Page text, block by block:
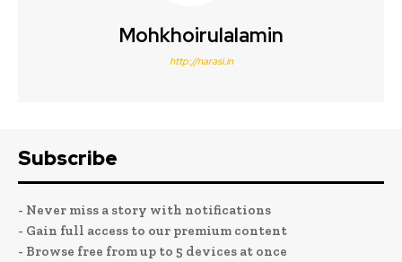
Mohkhoirulalamin
http://narasi.in
Subscribe
- Never miss a story with notifications
- Gain full access to our premium content
- Browse free from up to 5 devices at once